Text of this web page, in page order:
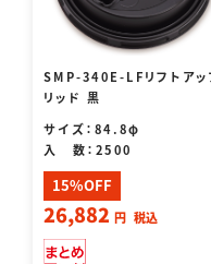
SMP-340E-LFリフトアッ
リッド 黒
サイズ：84.8φ
入 数：2500
15%OFF
26,882 円 税込